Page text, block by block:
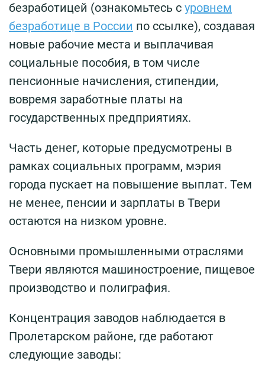
безработицей (ознакомьтесь с уровнем
безработице в России по ссылке), создавая
новые рабочие места и выплачивая
социальные пособия, в том числе
пенсионные начисления, стипендии,
вовремя заработные платы на
государственных предприятиях.
Часть денег, которые предусмотрены в
рамках социальных программ, мэрия
города пускает на повышение выплат. Тем
не менее, пенсии и зарплаты в Твери
остаются на низком уровне.
Основными промышленными отраслями
Твери являются машиностроение, пищевое
производство и полиграфия.
Концентрация заводов наблюдается в
Пролетарском районе, где работают
следующие заводы: